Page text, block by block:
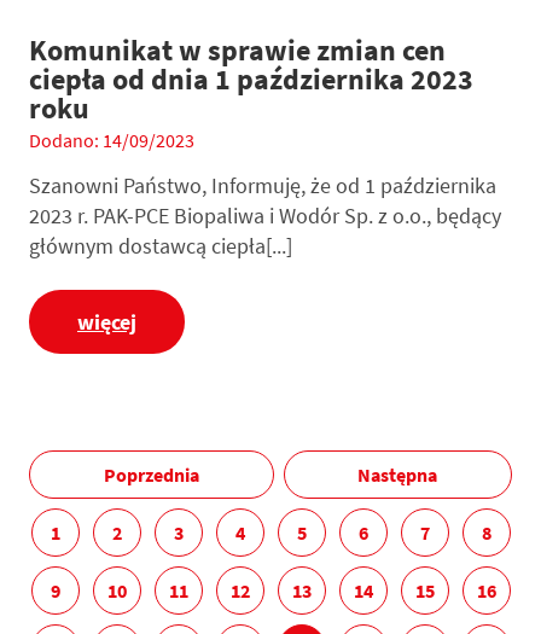
Komunikat w sprawie zmian cen
ciepła od dnia 1 października 2023
roku
Dodano: 14/09/2023
Szanowni Państwo, Informuję, że od 1 października
2023 r. PAK-PCE Biopaliwa i Wodór Sp. z o.o., będący
głównym dostawcą ciepła[...]
więcej
Poprzednia Następna
1 2 3 4 5 6 7 8
9 10 11 12 13 14 15 16